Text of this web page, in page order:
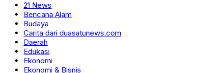
21 News
Bencana Alam
Budaya
Carita dari duasatunews.com
Daerah
Edukasi
Ekonomi
Ekonomi & Bisnis